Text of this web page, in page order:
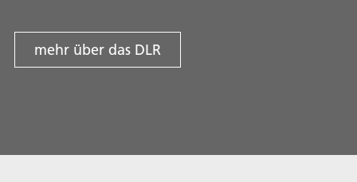
mehr über das DLR